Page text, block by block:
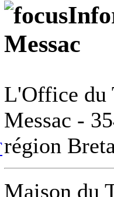
Messac
L'Office du
Messac -
région
Maison du